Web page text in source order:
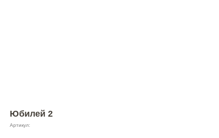
Юбилей 2
Артикул: